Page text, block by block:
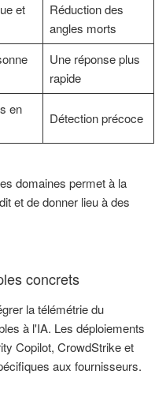
et
Réduction des
angles morts
Une réponse plus
rapide
en
Détection précoce
domaines permet à la
et de donner lieu à des
concrets
la télémétrie du
à l'IA. Les déploiements
Copilot, CrowdStrike et
aux fournisseurs.